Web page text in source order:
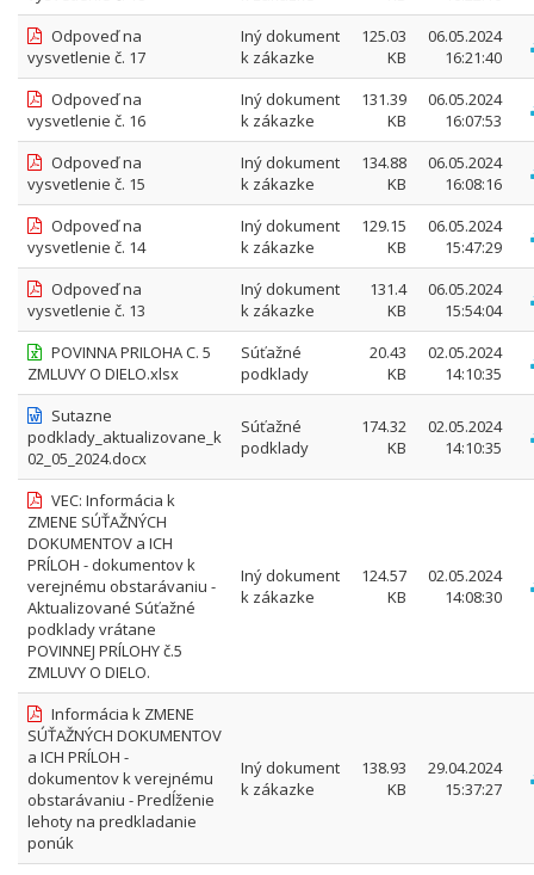
Odpoveď na
vysvetlenie č. 17
Iný dokument
k zákazke
125.03
KB
06.05.2024
16:21:40
Odpoveď na
vysvetlenie č. 16
Iný dokument
k zákazke
131.39
KB
06.05.2024
16:07:53
Odpoveď na
vysvetlenie č. 15
Iný dokument
k zákazke
134.88
KB
06.05.2024
16:08:16
Odpoveď na
vysvetlenie č. 14
Iný dokument
k zákazke
129.15
KB
06.05.2024
15:47:29
Odpoveď na
vysvetlenie č. 13
Iný dokument
k zákazke
131.4
KB
06.05.2024
15:54:04
POVINNA PRILOHA C. 5
ZMLUVY O DIELO.xlsx
Súťažné
podklady
20.43
KB
02.05.2024
14:10:35
Sutazne
podklady_aktualizovane_k
02_05_2024.docx
Súťažné
podklady
174.32
KB
02.05.2024
14:10:35
VEC: Informácia k
ZMENE SÚŤAŽNÝCH
DOKUMENTOV a ICH
PRÍLOH - dokumentov k
verejnému obstarávaniu -
Aktualizované Súťažné
podklady vrátane
POVINNEJ PRÍLOHY č.5
ZMLUVY O DIELO.
Iný dokument
k zákazke
124.57
KB
02.05.2024
14:08:30
Informácia k ZMENE
SÚŤAŽNÝCH DOKUMENTOV
a ICH PRÍLOH -
dokumentov k verejnému
obstarávaniu - Predĺženie
lehoty na predkladanie
ponúk
Iný dokument
k zákazke
138.93
KB
29.04.2024
15:37:27